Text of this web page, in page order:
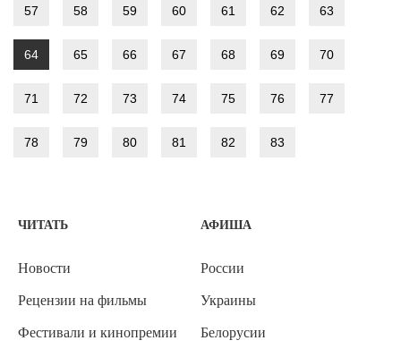
57 58 59 60 61 62 63
64 65 66 67 68 69 70
71 72 73 74 75 76 77
78 79 80 81 82 83
ЧИТАТЬ
Новости
Рецензии на фильмы
Фестивали и кинопремии
АФИША
России
Украины
Белорусии